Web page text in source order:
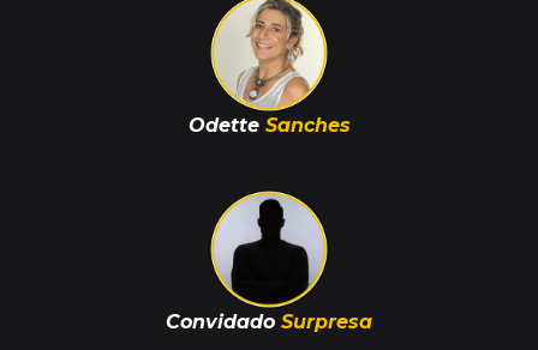
OdetteSanches
Convidado Surpresa